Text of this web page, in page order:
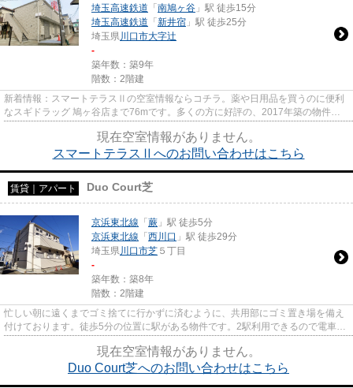
埼玉高速鉄道 「 南鳩ヶ谷 」駅 徒歩15分
埼玉高速鉄道 「 新井宿 」駅 徒歩25分
埼玉県川口市大字辻
-
築年数：築9年
階数：2階建
新着情報：スマートテラスⅡの空室情報ならコチラ。薬や日用品を買うのに便利
なスギドラッグ 鳩ヶ谷店まで76mです。多くの方に好評の、2017年築の物件と
現在空室情報がありません。
スマートテラスⅡへのお問い合わせはこちら
賃貸｜アパート Duo Court芝
京浜東北線 「 蕨 」駅 徒歩5分
京浜東北線 「 西川口 」駅 徒歩29分
埼玉県川口市芝 ５丁目
-
築年数：築8年
階数：2階建
忙しい朝に遠くまでゴミ捨てに行かずに済むように、共用部にゴミ置き場を備え
付けております。徒歩5分の位置に駅がある物件です。2駅利用できるので電車を
現在空室情報がありません。
Duo Court芝へのお問い合わせはこちら